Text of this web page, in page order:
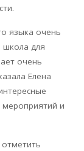
языка очень
для
очень
Елена
и